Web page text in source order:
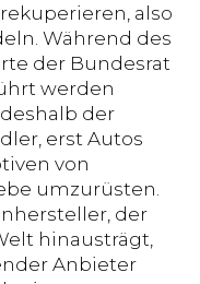
also
Während des
der Bundesrat
werden
der
erst Autos
von
umzurüsten.
der
hinausträgt,
Anbieter